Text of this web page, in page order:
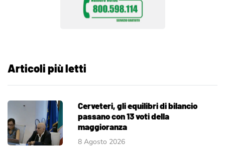
Articoli più letti
Cerveteri, gli equilibri di bilancio
passano con 13 voti della
maggioranza
8 Agosto 2026